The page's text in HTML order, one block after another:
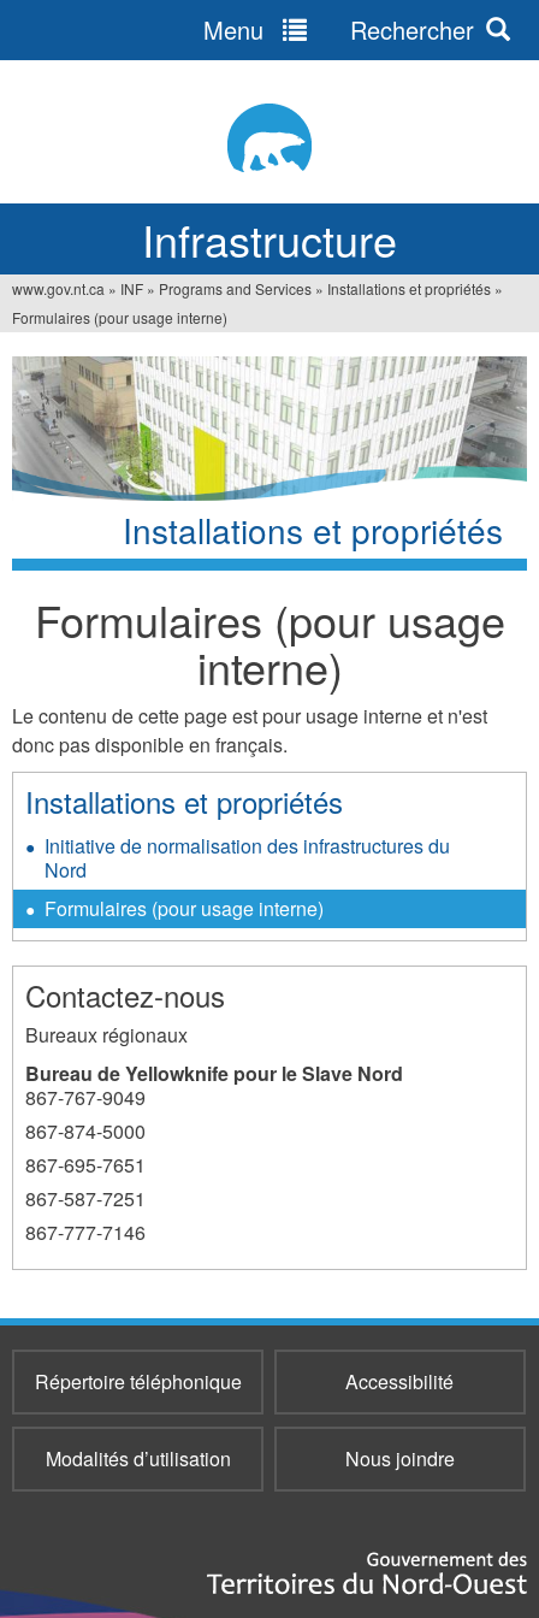
Infrastructure
Menu Rechercher
Vous
êtes
ici
www.gov.nt.ca » INF » Programs and Services » Installations et propriétés »
Formulaires (pour usage interne)
Installations et propriétés
Formulaires (pour usage
interne)
Le contenu de cette page est pour usage interne et n'est
donc pas disponible en français.
Installations et propriétés
Initiative de normalisation des infrastructures du
Nord
Formulaires (pour usage interne)
Contactez-nous
Bureaux régionaux
Bureau de Yellowknife pour le Slave Nord
867-767-9049
867-874-5000
867-695-7651
867-587-7251
867-777-7146
Répertoire téléphonique Accessibilité
Modalités d’utilisation Nous joindre